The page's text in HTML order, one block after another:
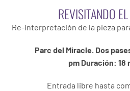
REVISITANDO
Re-interpretación de la pieza
Parc del Miracle. Dos
pm Duración: 18
Entrada libre hasta